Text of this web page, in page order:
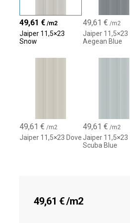
49,61€ /m2
Jaiper 11,5×23
Snow
49,61€ /m2
Jaiper 11,5×23
Aegean Blue
49,61€ /m2
Jaiper 11,5×23 Dove
49,61€ /m2
Jaiper 11,5×23
Scuba Blue
49,61 €/m2